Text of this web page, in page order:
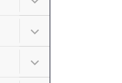
Undermeny för
Undermeny för